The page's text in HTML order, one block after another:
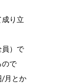
り立
員）で
ので
/月とか